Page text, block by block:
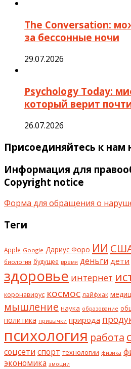
The Conversation:
за бессонные ночи
29.07.2026
Psychology Today:
который верит
26.07.2026
Присоединяйтесь к нам
Информация для
Copyright notice
Форма для обращения о
Теги
Apple Google Дариус Форо ИИ
биология будущее время деньги дети
здоровье интернет
коронавирус космос лайфхак
мышление наука образование
политика привычки природа
психология работа
соцсети спорт технологии физика
экономика эмоции